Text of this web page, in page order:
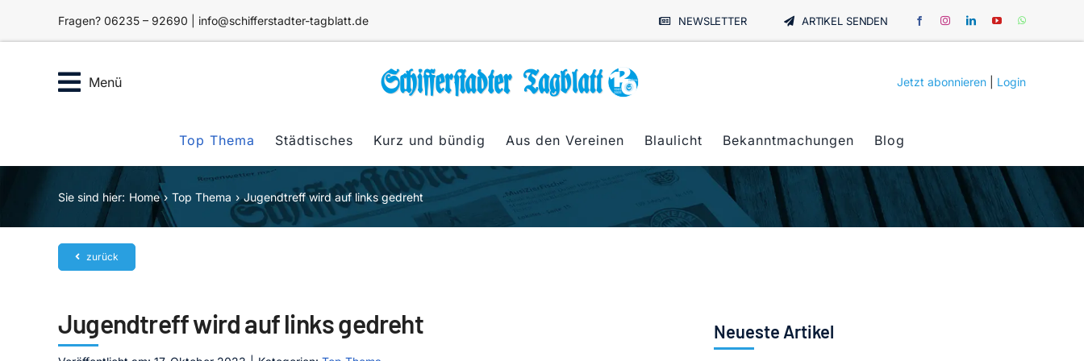
Fragen? 06235 – 92690 | info@schifferstadter-tagblatt.de NEWSLETTER ARTIKEL SENDEN
Menü Jetzt abonnieren Login
Top Thema Städtisches Kurz und bündig Aus den Vereinen Blaulicht Bekanntmachungen Blog
Sie sind hier: Home Top Thema Jugendtreff wird auf links gedreht
zurück
Jugendtreff wird auf links gedreht Neueste Artikel